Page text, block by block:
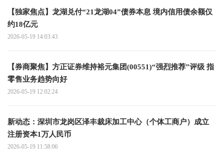
【独家焦点】龙湖兑付“21龙湖04”债券本息 境内信用债余额仅
约18亿元
2026-05-19 14:03:43
【券商聚焦】方正证券维持裕元集团(00551)“强烈推荐”评级 指
零售业务趋势向好
2026-05-19 12:02:24
新动态：深圳市龙岗区泽丰裁床加工中心（个体工商户）成立
注册资本1万人民币
2026-05-19 11:58:06